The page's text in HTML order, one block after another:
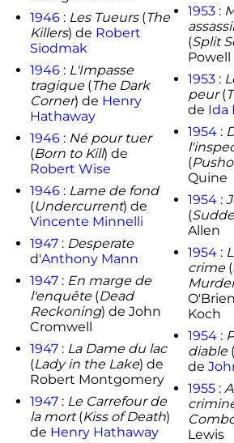
1946: Les Tueurs (The
Killers) de Robert
Siodmak
1946: L'Impasse
tragique(The Dark
Corner) de Henry
Hathaway
1946: Né pour tuer
(Born to Kill ) de
Robert Wise
1946: Lame de fond
(Undercurrent) de
Vincente Minnelli
1947: Desperate
d'Anthony Mann
1947: En marge de
l'enquête(Dead
Reckoning) de John
Cromwell
1947: La Dame du lac
(Lady in the Lake) de
Robert Montgomery
1947: Le Carrefour de
la mort(Kiss of Death)
de Henry Hathaway
1953 :
(Split
Powell
1953 :
peur(
de Ida
1954 :
(
Quine
1954 :
(
Allen
1954 :
crime(
Koch
1954 :
diable(
de
1955 :
Lewis